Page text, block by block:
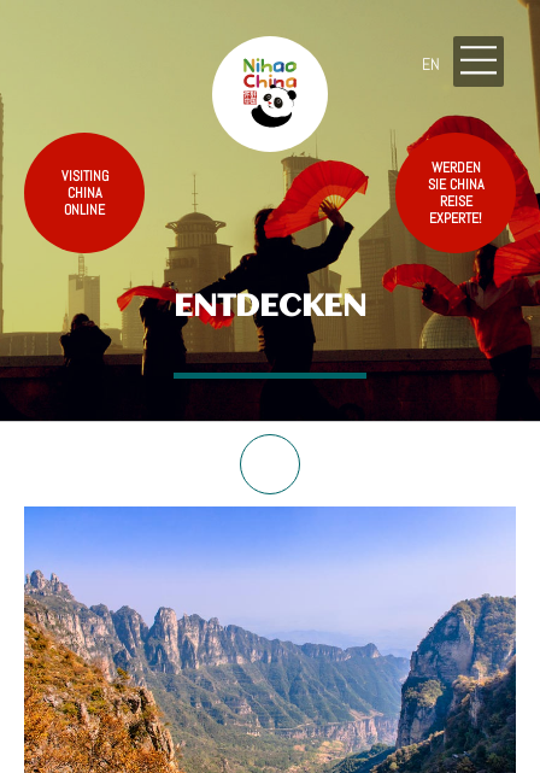
WERDEN
SIE CHINA
REISE
EXPERTE!
VISITING
CHINA
ONLINE
EN
ENTDECKEN